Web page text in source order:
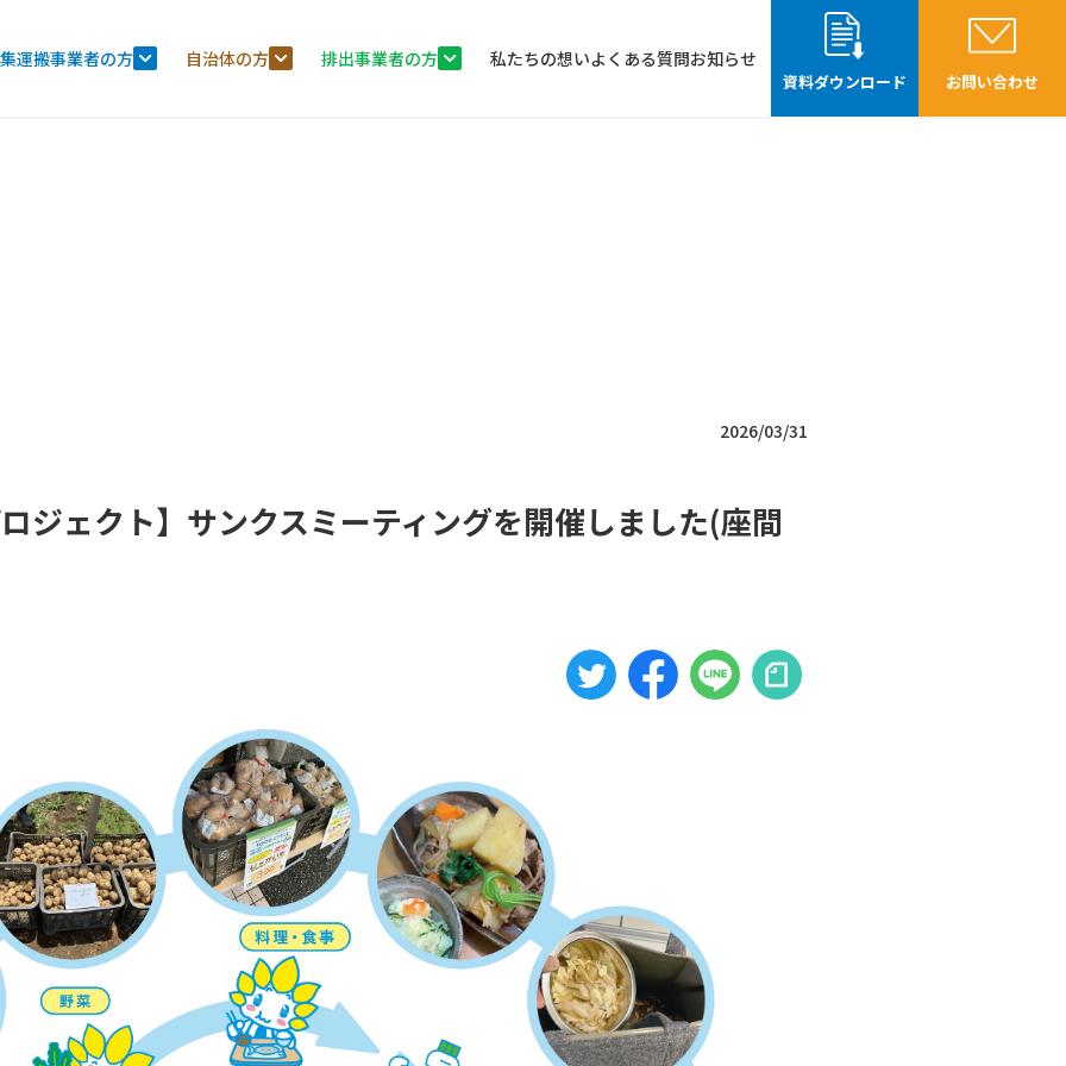
運搬事業者の方 自治体の方 排出事業者の方 私たちの想いよくある質問お知らせ
資料ダウンロード お問い合わせ
2026/03/31
ジェクト】サンクスミーティングを開催しました(座間